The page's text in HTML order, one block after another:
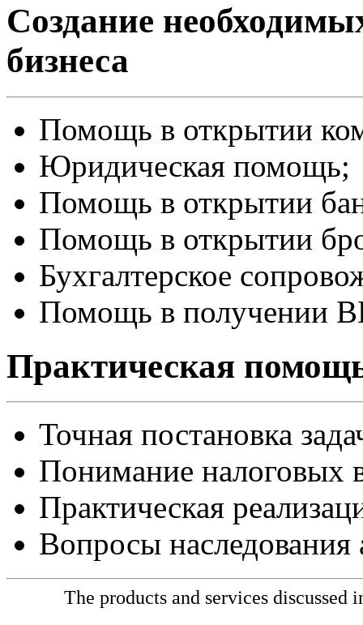
Создание
бизнеса
Помощь в открытии
Юридическая помощь;
Помощь в открытии
Помощь в открытии
Бухгалтерское
Помощь в получении
Практическая
Точная постановка
Понимание налоговых
Практическая
Вопросы наследования
The products and services